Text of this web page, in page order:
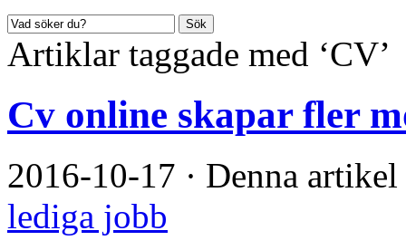
Artiklar taggade med ‘CV’
Cv online skapar fler
2016-10-17 · Denna
lediga jobb